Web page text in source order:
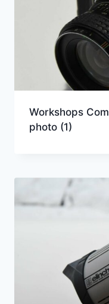
Workshops
photo (1)